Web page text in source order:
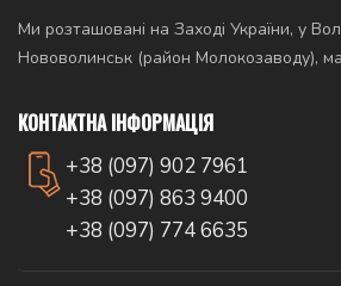
Ми розташовані на Заході України, у
Нововолинськ (район Молокозаводу),
КОНТАКТНА ІНФОРМАЦІЯ
+38 (097) 902 7961
+38 (097) 863 9400
+38 (097) 774 6635